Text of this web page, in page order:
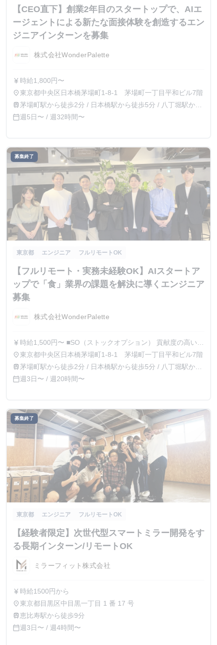
【CEO直下】創業2年目のスタートップで、AIエ
ージェントによる新たな面接体験を創造するエン
ジニアインターンを募集
株式会社WonderPalette
currency_yen 時給1,800円〜
place東京都中央区日本橋茅場町1-8-1 茅場町一丁目平和ビル7階
train茅場町駅から徒歩2分 / 日本橋駅から徒歩5分 / 八丁堀駅から
徒歩8分
calendar_today週5日〜 / 週32時間〜
募集終了
東京都 エンジニア フルリモートOK
【フルリモート・実務未経験OK】AIスタートア
ップで「食」業界の課題を解決に導くエンジニア
募集
株式会社WonderPalette
currency_yen 時給1,500円〜 ■SO（ストックオプション） 貢献度の高いメ
ンバーには、SO（ストックオプション）の発行も可能で
す。 退職後の継続保持可能、M＆A時や上場直後にも行使可
ます。
place東京都中央区日本橋茅場町1-8-1 茅場町一丁目平和ビル7階
train茅場町駅から徒歩2分 / 日本橋駅から徒歩5分 / 八丁堀駅から
徒歩8分
calendar_today週3日〜 / 週20時間〜
募集終了
東京都 エンジニア フルリモートOK
【経験者限定】次世代型スマートミラー開発をす
る長期インターン/リモートOK
ミラーフィット株式会社
currency_yen 時給1500円から
place東京都目黒区中目黒一丁目 1 番 17 号
train恵比寿駅から徒歩9分
calendar_today週3日〜 / 週4時間〜